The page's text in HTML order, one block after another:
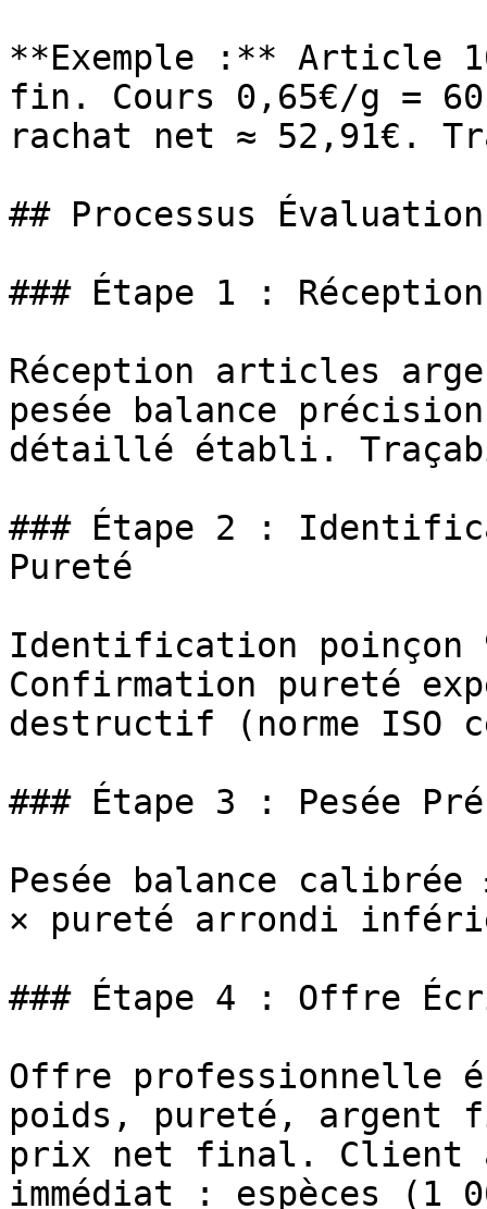
**Exemple :** Article
fin. Cours 0,65€/g =
rachat net ≈ 52,91€.
## Processus
### Étape 1 :
Réception articles
pesée balance
détaillé établi.
### Étape 2 :
Pureté
Identification poinçon
Confirmation pureté
destructif (norme
### Étape 3 : Pesée
Pesée balance
× pureté arrondi
### Étape 4 : Offre
Offre
poids, pureté, argent
prix net final. Client
immédiat : espèces (1